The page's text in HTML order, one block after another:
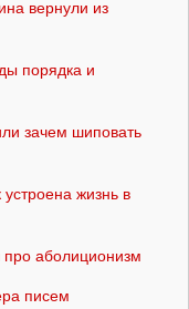
вернули из
порядка и
зачем шиповать
жизнь в
аболиционизм
писем